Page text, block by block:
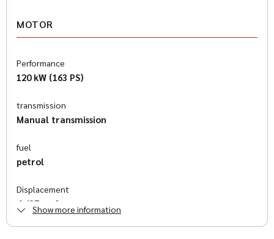
MOTOR
Performance
120 kW (163 PS)
transmission
Manual transmission
fuel
petrol
Displacement
4,637 cm³
Show more information